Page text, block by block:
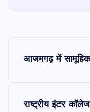
आजमगढ़ में सामूहिक
राष्ट्रीय इंटर